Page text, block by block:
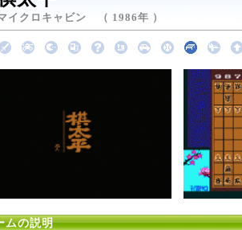
イクロキャビン （ 1986年 ）
ムの説明